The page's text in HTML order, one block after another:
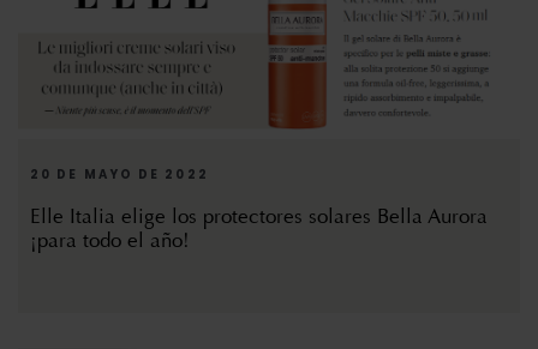
20 DE MAYO DE 2022
Elle Italia elige los protectores solares Bella Aurora
¡para todo el año!